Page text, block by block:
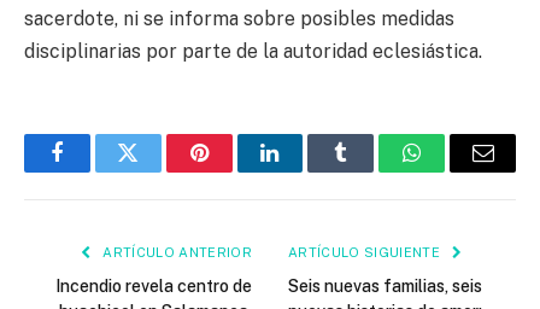
sacerdote, ni se informa sobre posibles medidas
disciplinarias por parte de la autoridad eclesiástica.
FacebookTwitter PinterestLinkedInTumblr WhatsAppEmail
ARTÍCULO ANTERIOR
Incendio revela centro de
ARTÍCULO SIGUIENTE
Seis nuevas familias, seis